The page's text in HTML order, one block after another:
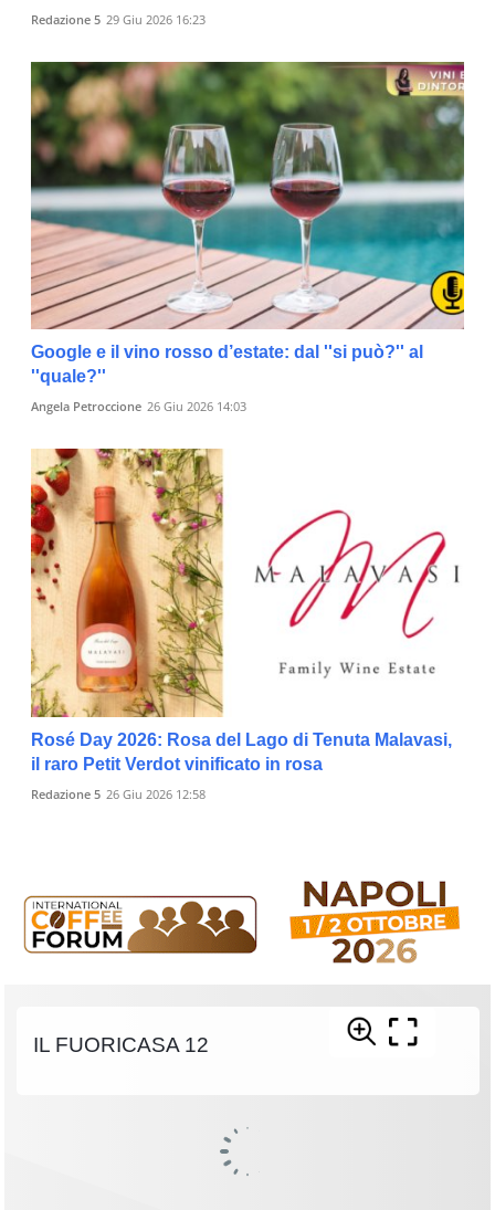
Redazione 5 29 Giu 2026 16:23
Google e il vino rosso d’estate: dal ''si può?'' al
''quale?''
Angela Petroccione 26 Giu 2026 14:03
Rosé Day 2026: Rosa del Lago di Tenuta Malavasi,
il raro Petit Verdot vinificato in rosa
Redazione 5 26 Giu 2026 12:58